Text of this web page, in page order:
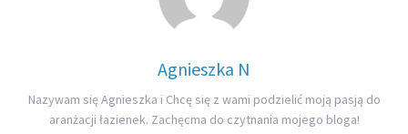
Agnieszka N
Nazywam się Agnieszka i Chcę się z wami podzielić moją pasją do
aranżacji łazienek. Zachęcma do czytnania mojego bloga!